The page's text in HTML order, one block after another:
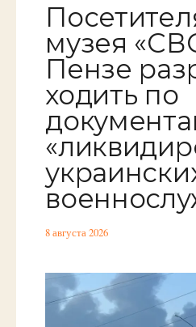
музея
Пензе
ходить по
8 августа 2026